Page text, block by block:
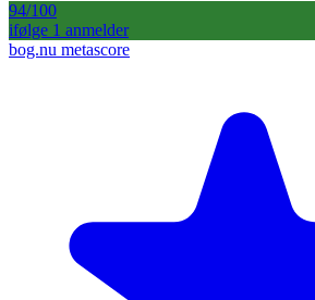
94/100
ifølge 1 anmelder
bog.nu metascore